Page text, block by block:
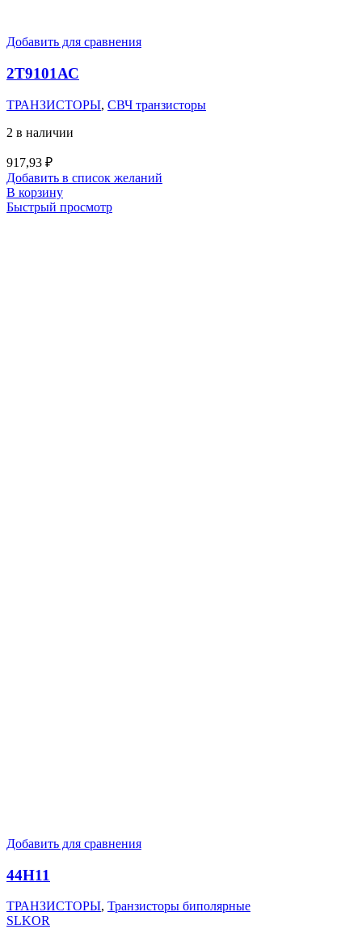
Добавить для сравнения
2Т9101АС
ТРАНЗИСТОРЫ, СВЧ транзисторы
2 в наличии
917,93 ₽
Добавить в список желаний
В корзину
Быстрый просмотр
Добавить для сравнения
44H11
ТРАНЗИСТОРЫ, Транзисторы биполярные
SLKOR